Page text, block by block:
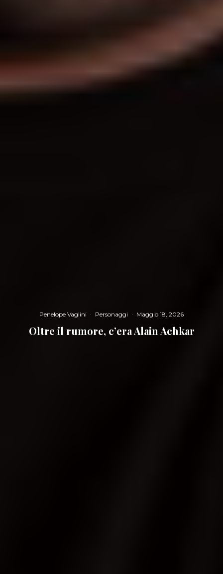
Penelope Vaglini · Personaggi · Maggio 18, 2026
Oltre il rumore, c’era Alain Achkar